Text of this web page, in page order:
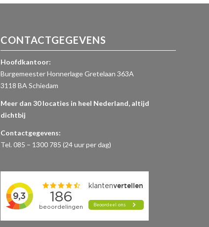
CONTACTGEGEVENS
Hoofdkantoor:
Burgemeester Honnerlage Gretelaan 363A
3118 BA Schiedam
Meer dan 30 locaties in heel Nederland, altijd
dichtbij
Contactgegevens:
Tel. 085 – 1300 785 (24 uur per dag)